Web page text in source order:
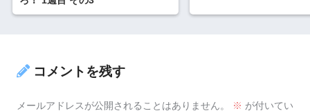
コメントを残す
メールアドレスが公開されることはありません。 ※ が付いてい